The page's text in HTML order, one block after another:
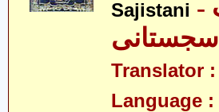
Sajistani - ابو داؤد سلیمان بن اشعث
سجستانی
Translator :
Language :